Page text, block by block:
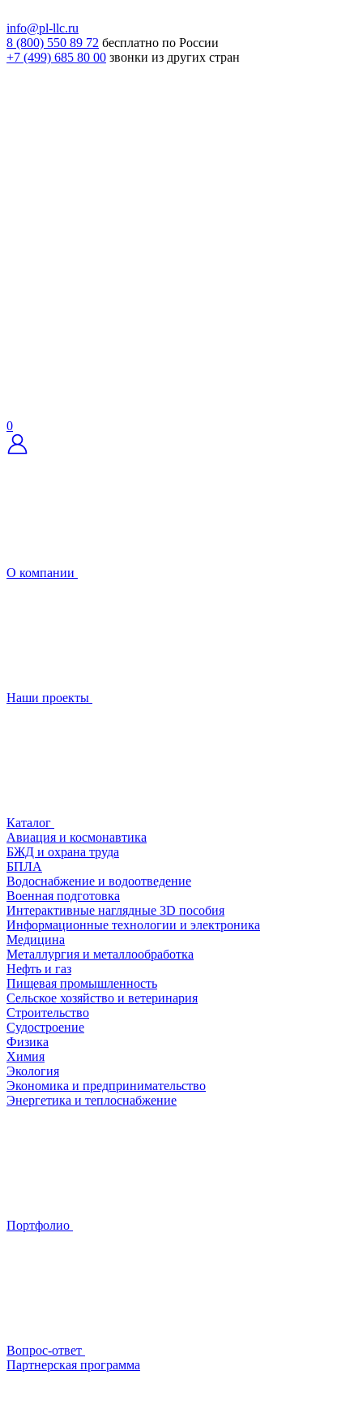
info@pl-llc.ru
8 (800) 550 89 72 бесплатно по России
+7 (499) 685 80 00 звонки из других стран
0
О компании
Наши проекты
Каталог
Авиация и космонавтика
БЖД и охрана труда
БПЛА
Водоснабжение и водоотведение
Военная подготовка
Интерактивные наглядные 3D пособия
Информационные технологии и электроника
Медицина
Металлургия и металлообработка
Нефть и газ
Пищевая промышленность
Сельское хозяйство и ветеринария
Строительство
Судостроение
Физика
Химия
Экология
Экономика и предпринимательство
Энергетика и теплоснабжение
Портфолио
Вопрос-ответ
Партнерская программа